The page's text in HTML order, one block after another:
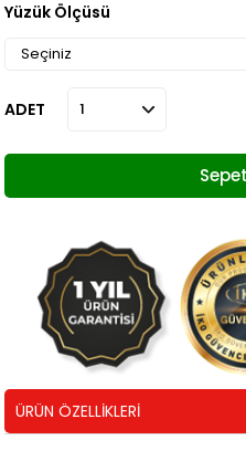
Yüzük Ölçüsü
ADET
ÜRÜN ÖZELLIKLERI